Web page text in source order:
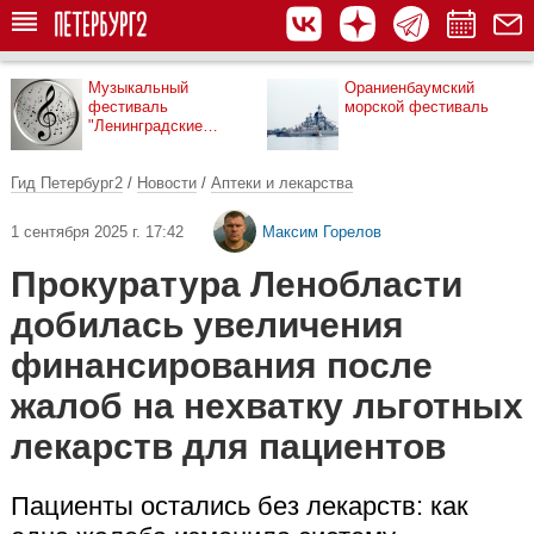
Музыкальный
фестиваль
"Ленинградские
Ораниенбаумский
морской фестиваль
Гид Петербург2 / Новости / Аптеки и лекарства
1 сентября 2025 г. 17:42 Максим Горелов
Прокуратура Ленобласти
добилась увеличения
финансирования после
жалоб на нехватку льготных
лекарств для пациентов
Пациенты остались без лекарств: как